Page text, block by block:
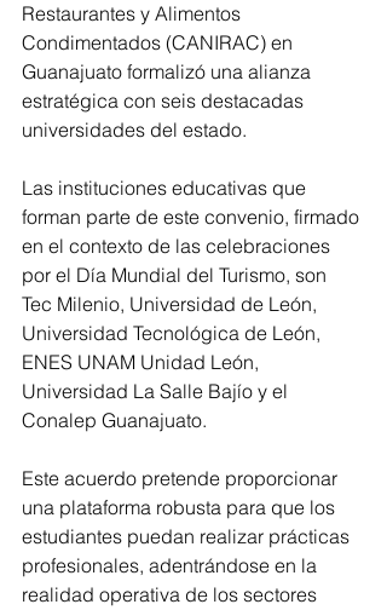
Restaurantes y Alimentos
Condimentados (CANIRAC) en
Guanajuato formalizó una alianza
estratégica con seis destacadas
universidades del estado.
Las instituciones educativas que
forman parte de este convenio, firmado
en el contexto de las celebraciones
por el Día Mundial del Turismo, son
Tec Milenio, Universidad de León,
Universidad Tecnológica de León,
ENES UNAM Unidad León,
Universidad La Salle Bajío y el
Conalep Guanajuato.
Este acuerdo pretende proporcionar
una plataforma robusta para que los
estudiantes puedan realizar prácticas
profesionales, adentrándose en la
realidad operativa de los sectores